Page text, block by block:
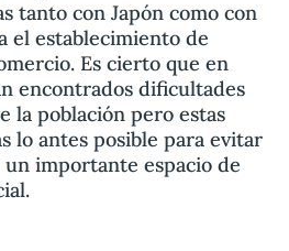
tanto con Japón como con
el establecimiento de
Es cierto que en
encontrados dificultades
la población pero estas
lo antes posible para evitar
importante espacio de